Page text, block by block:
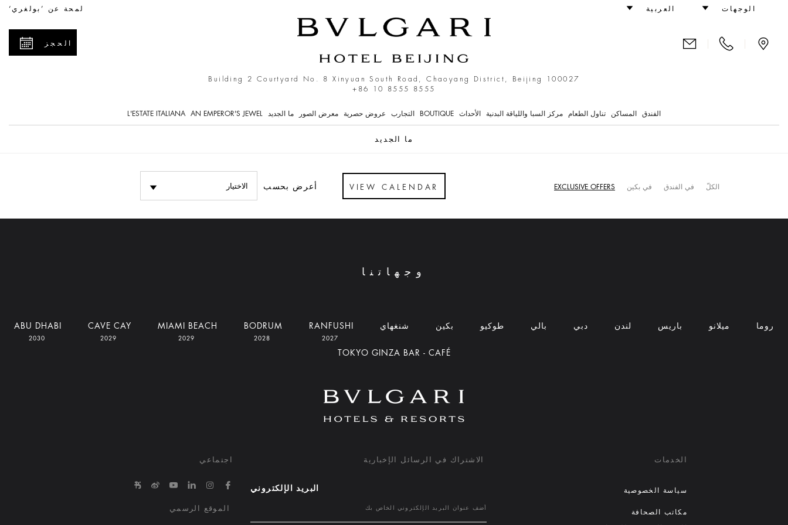
What's on - Great Art Hotel in Beijing لمحة عن ’بولغري‘ الوجهات العربية
Building 2 Courtyard No. 8 Xinyuan South Road, Chaoyang District, Beijing 100027
+86 10 8555 8555
الحجز
الفندق المساكن تناول الطعام مركز السبا واللياقة البدنية الأحداث BOUTIQUE التجارب عروض حصرية معرض الصور ما الجديد AN EMPEROR'S JEWEL
L'ESTATE ITALIANA
ما الجديد
الكلّ في الفندق في بكين EXCLUSIVE OFFERS
VIEW CALENDAR أعرض بحسب الاختيار
وجهاتنا
روما ميلانو باريس لندن دبي بالي طوكيو بكين شنغهاي RANFUSHI
BODRUM
MIAMI BEACH
CAVE CAY
ABU DHABI
TOKYO GINZA BAR - CAFÉ
الخدمات
سياسة الخصوصية
مكاتب الصحافة
الاشتراك في الرسائل الإخبارية
البريد الإلكتروني
اجتماعي
www.facebook.com/bvlgarihotelsandresorts/
https://www.instagram.com/bvlgarihotels/
company/bvlgari-hotels-and-resorts/
www.youtube.com/@bvlgarihotels/
http://weibo.com/bulgarihotels
الموقع الرسمي